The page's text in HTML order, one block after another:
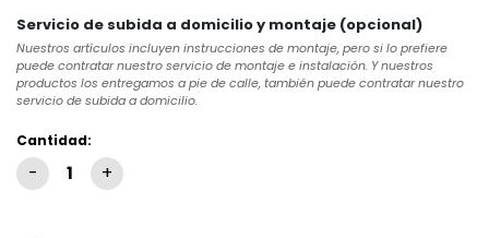
Servicio de subida a domicilio y montaje (opcional)
Nuestros artículos incluyen instrucciones de montaje, pero si lo prefiere
puede contratar nuestro servicio de montaje e instalación. Y nuestros
productos los entregamos a pie de calle, también puede contratar nuestro
servicio de subida a domicilio.
Cantidad: